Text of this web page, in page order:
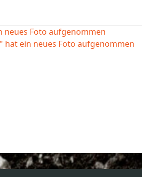
neues Foto aufgenommen
hat ein neues Foto aufgenommen